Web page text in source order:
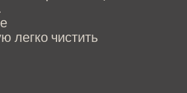
легко чистить